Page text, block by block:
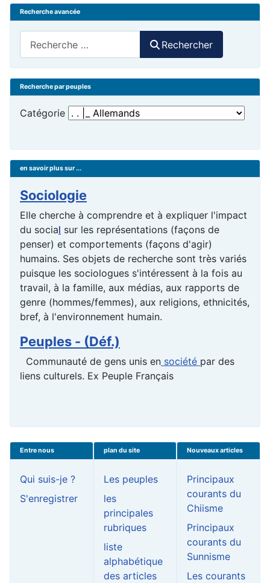
Recherche avancée
Rechercher
Recherche par peuples
Catégorie
en savoir plus sur ...
Sociologie
Elle cherche à comprendre et à expliquer l'impact
du social sur les représentations (façons de
penser) et comportements (façons d'agir)
humains. Ses objets de recherche sont très variés
puisque les sociologues s'intéressent à la fois au
travail, à la famille, aux médias, aux rapports de
genre (hommes/femmes), aux religions, ethnicités,
bref, à l'environnement humain.
Peuples - (Déf.)
Communauté de gens unis en société par des
liens culturels. Ex Peuple Français
Entre nous
Qui suis-je ?
S'enregistrer
plan du site
Les peuples
les
principales
rubriques
liste
alphabétique
des articles
Nouveaux articles
Principaux
courants du
Chiisme
Principaux
courants du
Sunnisme
Les courants